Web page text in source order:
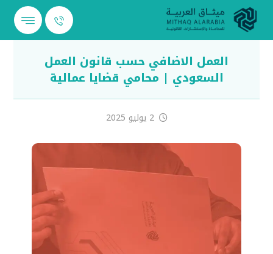
العمل الاضافي حسب قانون العمل
السعودي | محامي قضايا عمالية
2 يوليو 2025